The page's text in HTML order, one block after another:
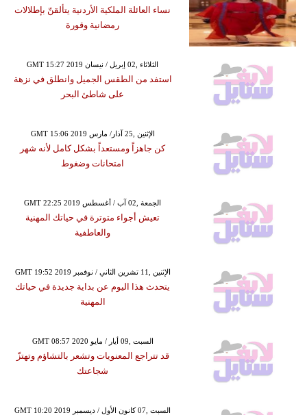
نساء العائلة الملكية الأردنية يتألقنّ بإطلالات
رمضانية وقورة
GMT 15:27 2019 الثلاثاء ,02 إبريل / نيسان
استفد من الطقس الجميل وانطلق في نزهة
على شاطئ البحر
GMT 15:06 2019 الإثنين ,25 آذار/ مارس
كن جاهزاً ومستعداً بشكل كامل لأنه شهر
امتحانات وضغوط
GMT 22:25 2019 الجمعة ,02 آب / أغسطس
تعيش أجواء متوترة في حياتك المهنية
والعاطفية
GMT 19:52 2019 الإثنين ,11 تشرين الثاني / نوفمبر
يتحدث هذا اليوم عن بداية جديدة في حياتك
المهنية
GMT 08:57 2020 السبت ,09 أيار / مايو
قد تتراجع المعنويات وتشعر بالتشاؤم وتهتزّ
شجاعتك
GMT 10:20 2019 السبت ,07 كانون الأول / ديسمبر